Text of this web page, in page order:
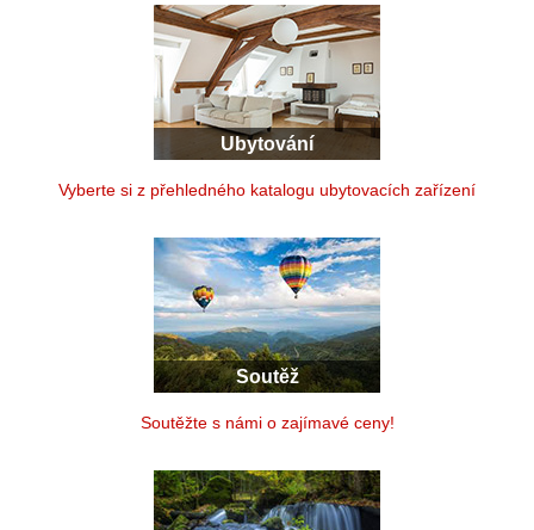
Ubytování
Vyberte si z přehledného katalogu ubytovacích zařízení
Soutěž
Soutěžte s námi o zajímavé ceny!